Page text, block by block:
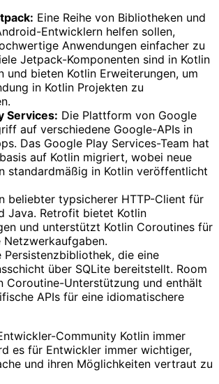
Eine Reihe von Bibliotheken und
Entwicklern helfen sollen,
Anwendungen einfacher zu
Jetpack-Komponenten sind in Kotlin
und bieten Kotlin Erweiterungen, um
in Kotlin Projekten zu
Services: Die Plattform von Google
auf verschiedene Google-APIs in
Das Google Play Services-Team hat
auf Kotlin migriert, wobei neue
standardmäßig in Kotlin veröffentlicht
beliebter typsicherer HTTP-Client für
Java. Retrofit bietet Kotlin
und unterstützt Kotlin Coroutines für
Netzwerkaufgaben.
Persistenzbibliothek, die eine
über SQLite bereitstellt. Room
Coroutine-Unterstützung und enthält
APIs für eine idiomatischere
Community Kotlin immer
es für Entwickler immer wichtiger,
und ihren Möglichkeiten vertraut zu